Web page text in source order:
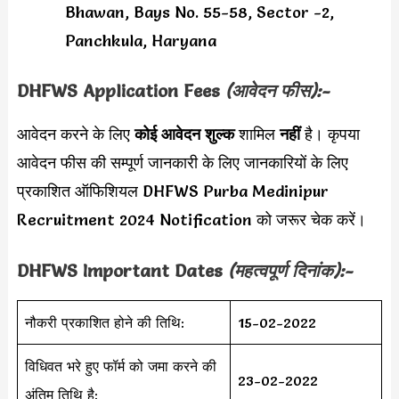
Bhawan, Bays No. 55-58, Sector -2,
Panchkula, Haryana
DHFWS Application Fees (आवेदन फीस):-
आवेदन करने के लिएकोई आवेदन शुल्कशामिलनहींहै। कृपया
आवेदन फीस की सम्पूर्ण जानकारी के लिए जानकारियों के लिए
प्रकाशित ऑफिशियल DHFWS Purba Medinipur
Recruitment 2024 Notification को जरूर चेक करें।
DHFWS Important Dates (महत्वपूर्ण दिनांक):-
नौकरी प्रकाशित होने की तिथि: 15-02-2022
विधिवत भरे हुए फॉर्म को जमा करने की
अंतिम तिथि है:
23-02-2022